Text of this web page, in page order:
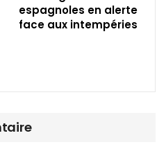
espagnoles en alerte
face aux intempéries